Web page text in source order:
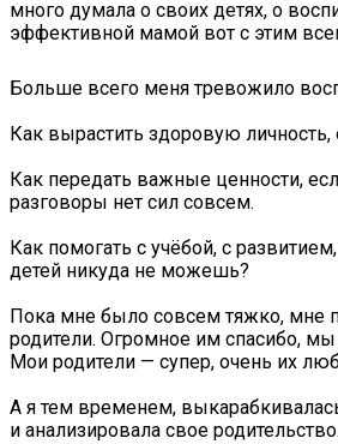
много думала о своих детях, о
эффективной мамой вот с этим
Больше всего меня тревожило
Как вырастить здоровую личность,
Как передать важные ценности,
разговоры нет сил совсем.
Как помогать с учёбой, с
детей никуда не можешь?
Пока мне было совсем тяжко, мне
родители. Огромное им спасибо,
Мои родители — супер, очень их
А я тем временем,
и анализировала свое родительство.